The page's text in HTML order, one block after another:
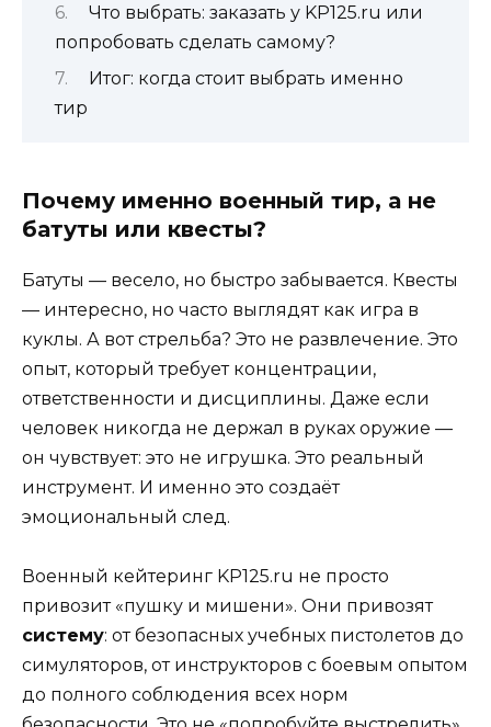
Что выбрать: заказать у KP125.ru или
попробовать сделать самому?
Итог: когда стоит выбрать именно
тир
Почему именно военный тир, а не
батуты или квесты?
Батуты — весело, но быстро забывается. Квесты
— интересно, но часто выглядят как игра в
куклы. А вот стрельба? Это не развлечение. Это
опыт, который требует концентрации,
ответственности и дисциплины. Даже если
человек никогда не держал в руках оружие —
он чувствует: это не игрушка. Это реальный
инструмент. И именно это создаёт
эмоциональный след.
Военный кейтеринг KP125.ru не просто
привозит «пушку и мишени». Они привозят
систему: от безопасных учебных пистолетов до
симуляторов, от инструкторов с боевым опытом
до полного соблюдения всех норм